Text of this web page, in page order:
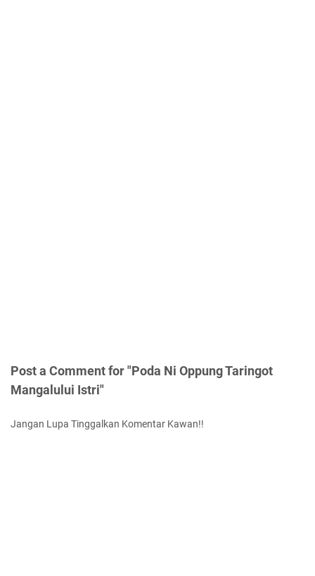
Post a Comment for "Poda Ni Oppung Taringot
Mangalului Istri"
Jangan Lupa Tinggalkan Komentar Kawan!!